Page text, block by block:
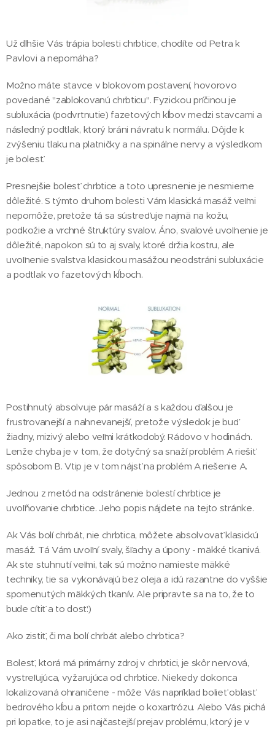
Už dlhšie Vás trápia bolesti chrbtice, chodíte od Petra k
Pavlovi a nepomáha?
Možno máte stavce v blokovom postavení, hovorovo
povedané "zablokovanú chrbticu". Fyzickou príčinou je
subluxácia (podvrtnutie) fazetových kĺbov medzi stavcami a
následný podtlak, ktorý bráni návratu k normálu. Dôjde k
zvýšeniu tlaku na platničky a na spinálne nervy a výsledkom
je bolesť.
Presnejšie bolesť chrbtice a toto upresnenie je nesmierne
dôležité. S týmto druhom bolesti Vám klasická masáž veľmi
nepomôže, pretože tá sa sústreďuje najmä na kožu,
podkožie a vrchné štruktúry svalov. Áno, svalové uvoľnenie je
dôležité, napokon sú to aj svaly, ktoré držia kostru, ale
uvoľnenie svalstva klasickou masážou neodstráni subluxácie
a podtlak vo fazetových kĺboch.
Postihnutý absolvuje pár masáží a s každou ďalšou je
frustrovanejší a nahnevanejší, pretože výsledok je buď
žiadny, mizivý alebo veľmi krátkodobý. Rádovo v hodinách.
Lenže chyba je v tom, že dotyčný sa snaží problém A riešiť
spôsobom B. Vtip je v tom nájsť na problém A riešenie A.
Jednou z metód na odstránenie bolestí chrbtice je
uvoľňovanie chrbtice. Jeho popis nájdete na tejto stránke.
Ak Vás bolí chrbát, nie chrbtica, môžete absolvovať klasickú
masáž. Tá Vám uvoľní svaly, šľachy a úpony - mäkké tkanivá.
Ak ste stuhnutí veľmi, tak sú možno namieste mäkké
techniky, tie sa vykonávajú bez oleja a idú razantne do vyššie
spomenutých mäkkých tkanív. Ale pripravte sa na to, že to
bude cítiť a to dosť:)
Ako zistiť, či ma bolí chrbát alebo chrbtica?
Bolesť, ktorá má primárny zdroj v chrbtici, je skôr nervová,
vystreľujúca, vyžarujúca od chrbtice. Niekedy dokonca
lokalizovaná ohraničene - môže Vás napríklad bolieť oblasť
bedrového kĺbu a pritom nejde o koxartrózu. Alebo Vás pichá
pri lopatke, to je asi najčastejší prejav problému, ktorý je v